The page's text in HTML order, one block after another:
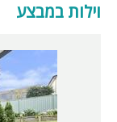
וילות במבצע